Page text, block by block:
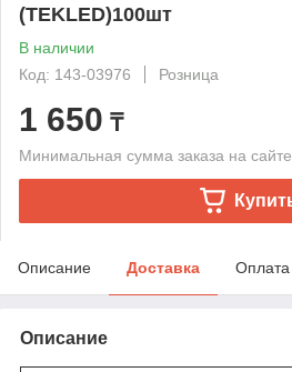
(TEKLED)100шт
В наличии
Код: 143-03976
Розница
1 650 ₸
Минимальная сумма заказа на
Описание Доставка Оплата
Описание